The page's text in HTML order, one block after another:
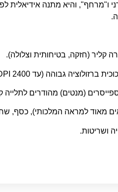
ו"מרחף", והיא מתנה אידיאלית
מאוד למראה המלכותי), כסף,
ושריטות.